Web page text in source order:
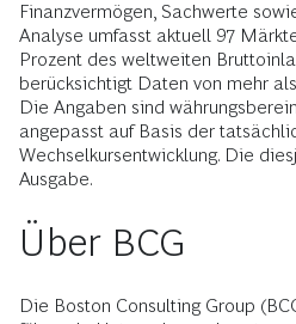
Finanzvermögen, Sachwerte
Analyse umfasst aktuell 97
Prozent des weltweiten
berücksichtigt Daten von mehr
Die Angaben sind
angepasst auf Basis der
Wechselkursentwicklung. Die
Ausgabe.
Über BCG
Die Boston Consulting Group